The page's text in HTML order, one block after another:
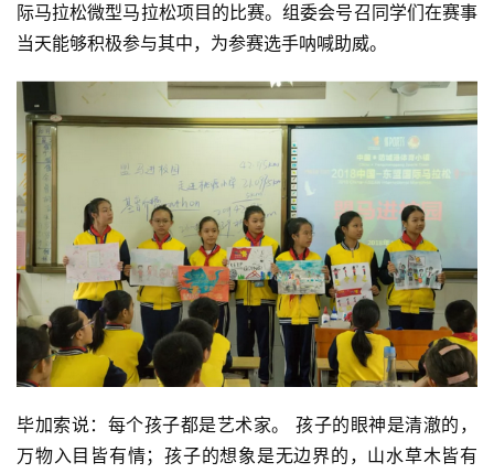
际马拉松微型马拉松项目的比赛。组委会号召同学们在赛事
当天能够积极参与其中，为参赛选手呐喊助威。
毕加索说：每个孩子都是艺术家。 孩子的眼神是清澈的，
万物入目皆有情；孩子的想象是无边界的，山水草木皆有